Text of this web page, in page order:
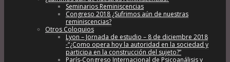
Seminarios Reminiscencias
Congreso 2018 ¿Sufrimos aún de nuestras
reminiscencias?
Otros Coloquios
Lyon – Jornada de estudio – 8 de diciembre 2018
-“¿Como opera hoy la autoridad en la sociedad y
participa en la construcción del sujeto?”
París-Congreso Internacional de Psicoanálisis y